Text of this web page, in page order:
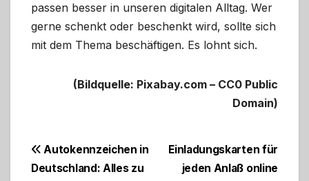
passen besser in unseren digitalen Alltag. Wer
gerne schenkt oder beschenkt wird, sollte sich
mit dem Thema beschäftigen. Es lohnt sich.
(Bildquelle: Pixabay.com – CC0 Public
Domain)
Beitragsnavigation
Einladungskarten für
jeden Anlaß online
Autokennzeichen in
Deutschland: Alles zu